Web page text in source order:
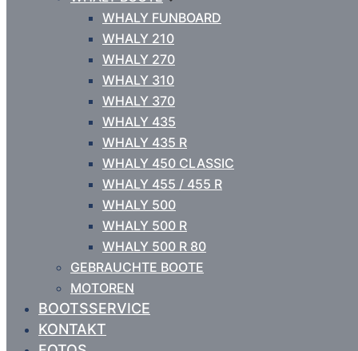
WHALY FUNBOARD
WHALY 210
WHALY 270
WHALY 310
WHALY 370
WHALY 435
WHALY 435 R
WHALY 450 CLASSIC
WHALY 455 / 455 R
WHALY 500
WHALY 500 R
WHALY 500 R 80
GEBRAUCHTE BOOTE
MOTOREN
BOOTSSERVICE
KONTAKT